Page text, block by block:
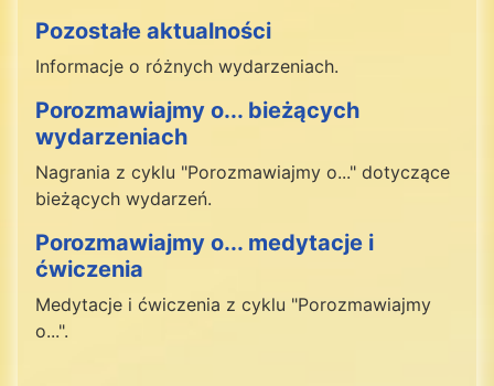
Pozostałe aktualności
Informacje o różnych wydarzeniach.
Porozmawiajmy o... bieżących
wydarzeniach
Nagrania z cyklu "Porozmawiajmy o..." dotyczące
bieżących wydarzeń.
Porozmawiajmy o... medytacje i
ćwiczenia
Medytacje i ćwiczenia z cyklu "Porozmawiajmy
o...".